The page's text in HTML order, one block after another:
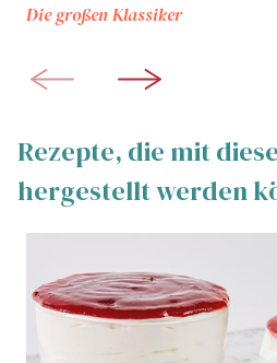
Die großen Klassiker
Rezepte, die mit
hergestellt werden